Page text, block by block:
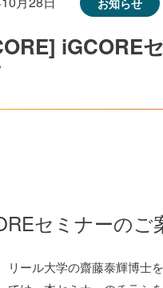
お知らせ
iGCORE
セミナーのご
リール大学の齋藤泰輝博士